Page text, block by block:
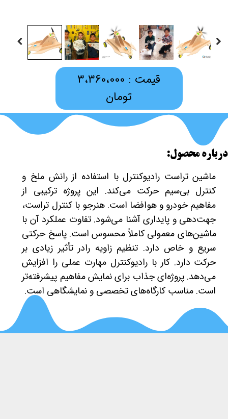
قیمت : 3،360،000
تومان
ماشین تراست رادیوکنترل با استفاده از رانش ملخ و
کنترل بی‌سیم حرکت می‌کند. این پروژه ترکیبی از
مفاهیم خودرو و هوافضا است. هنرجو با کنترل تراست،
جهت‌دهی و پایداری آشنا می‌شود. تفاوت عملکرد آن با
ماشین‌های معمولی کاملاً محسوس است. پاسخ حرکتی
سریع و خاص دارد. تنظیم زاویه رادر تأثیر زیادی بر
حرکت دارد. کار با رادیوکنترل مهارت عملی را افزایش
می‌دهد. پروژه‌ای جذاب برای نمایش مفاهیم پیشرفته‌تر
است. مناسب کارگاه‌های تخصصی و نمایشگاهی است.
درباره محصول: